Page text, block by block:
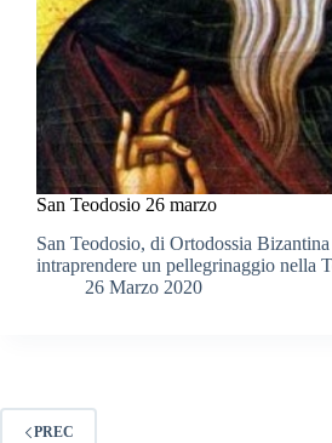
San Teodosio 26 marzo
San Teodosio, di Ortodossia
intraprendere un pellegrinaggio nella
26 Marzo 2020
PREC